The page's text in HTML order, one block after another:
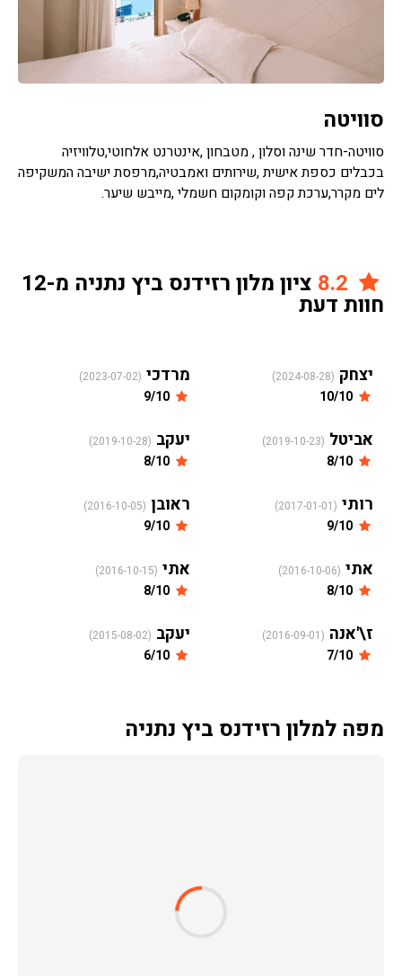
סוויטה
סוויטה-חדר שינה וסלון , מטבחון ,אינטרנט אלחוטי,טלוויזיה
בכבלים כספת אישית ,שירותים ואמבטיה,מרפסת ישיבה המשקיפה
לים מקרר,ערכת קפה וקומקום חשמלי ,מייבש שיער.
ציון מלון רזידנס ביץ נתניה מ-12
חוות דעת
יצחק (2024-08-28) מרדכי (2023-07-02)
אביטל (2019-10-23) יעקב (2019-10-28)
רותי (2017-01-01) ראובן (2016-10-05)
אתי (2016-10-06) אתי (2016-10-15)
ז\'אנה (2016-09-01) יעקב (2015-08-02)
מפה למלון רזידנס ביץ נתניה